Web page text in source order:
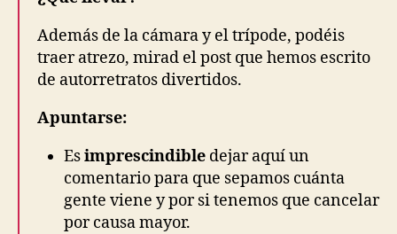
Además de la cámara y el trípode, podéis
traer atrezo, mirad el post que hemos escrito
de autorretratos divertidos.
Apuntarse:
Esimprescindible dejar aquí un
comentario para que sepamos cuánta
gente viene y por si tenemos que cancelar
por causa mayor.